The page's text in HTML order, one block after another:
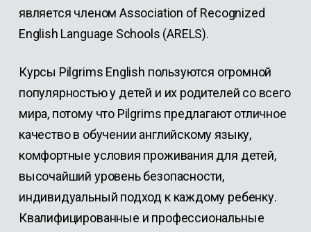
является членом Association of Recognized
English Language Schools (ARELS).
Курсы Pilgrims English пользуются огромной
популярностью у детей и их родителей со всего
мира, потому что Pilgrims предлагают отличное
качество в обучении английскому языку,
комфортные условия проживания для детей,
высочайший уровень безопасности,
индивидуальный подход к каждому ребенку.
Квалифицированные и профессиональные